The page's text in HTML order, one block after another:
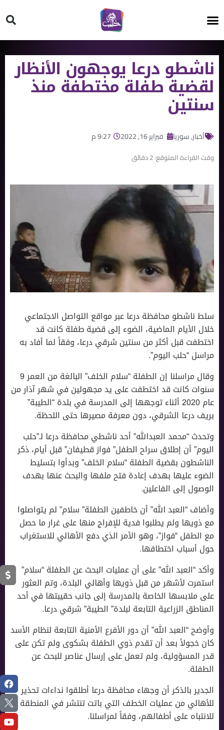
ناشطو درعا يوجهون الأنظار
لقضية طفلة مختطفة منذ
سنتين
أخبار,سوريا فبراير 16, 2022 9:27 م
وقت القراءة المتوقع:2دقائق
سلط ناشطو محافظة درعا عبر مواقع التواصل الاجتماعي
خلال الأيام الماضية، الضوء إلى قضية طفلة كانت قد
اختطفت قبل أكثر من سنتين شرقي درعا، وفقاً لما أفاد به
مراسل “حلب اليوم”.
وقال مراسلنا إن الطفلة “سلام الخلف” البالغة من العمر 9
سنوات كانت قد اختطفت على يد مجهولين في شهر آذار من
عام 2020 أثناء توجهها إلى المدرسة في بلدة “الطيبة”
بريف درعا الشرقي، دون معرفة مصيرها حتى اللحظة.
وتحدث “محمد العبدالله” أحد ناشطي محافظة درعا لـ”حلب
اليوم” أن إطلاق سراح الطفل” فواز قطيفان” قبل أيام، ذكر
الناشطون بقضية الطفلة “سلام الخلف” وبدأوا بتسليط
الضوء عليها بهدف إعادة فتح ملفها والبحث عنها بهدف
الوصول إلى الفاعلين.
وأضاف “العبد الله” أن خاطفين الطفلة” سلام” لم يتواصلوا
مع ذويها ولم يطلبوا فدية للإفراج منها على غرار ما حصل
مع الطفل “فواز”، وهو الأمر الذي دفع الأهالي للاستغراب
حول أسباب اختطافها.
وأكد “العبد الله” على أن عمليات البحث عن الطفلة “سلام”
استمرت لأشهر من قبل ذويها وأهالي البلدة، وتم العثور
على ملابسها الخاصة بالمدرسة إلى جانب حقيبتها في أحد
المناطق الزراعية التابعة لبلدة” الطيبة” شرقي درعا.
وأوضح “العبد الله” أن دور الأفرع الأمنية التابعة لنظام الأسد
كان خجولاً بعد أن تقدم ذوي الطفلة بشكوى ولم تكن على
قدر المسؤولية، ولم تعمل على إرسال عناصر للبحث عن
الطفلة.
الجدير بالذكر أن وجهاء محافظة درعا أطلقوا نداءات تحذير
للأهالي من عمليات الخطف التي باتت تنتشر في المنطقة
للانتباه على أطفالهم، وفقاً لمراسلنا.